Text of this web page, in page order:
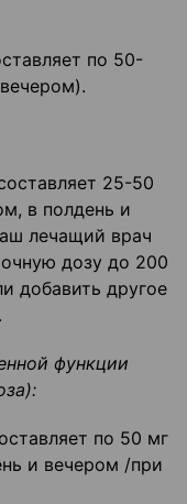
по 50-
25-50
в полдень и
лечащий врач
дозу до 200
добавить другое
функции
по 50 мг
и вечером /при